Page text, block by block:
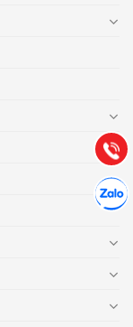
Gọi
(028) 22.166.144
Chát